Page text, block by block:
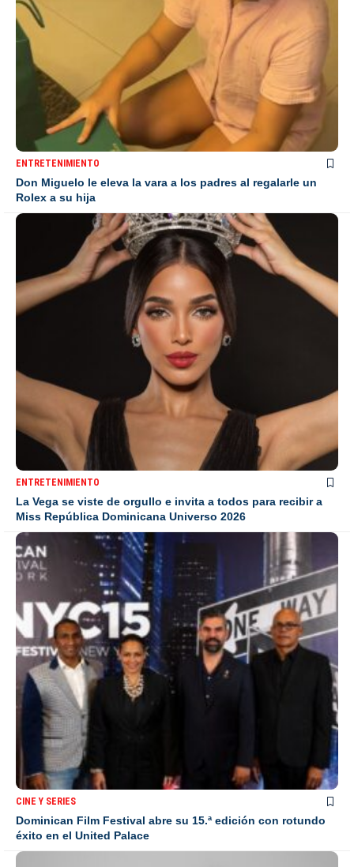
ENTRETENIMIENTO
Don Miguelo le eleva la vara a los padres al regalarle un
Rolex a su hija
ENTRETENIMIENTO
La Vega se viste de orgullo e invita a todos para recibir a
Miss República Dominicana Universo 2026
CINE Y SERIES
Dominican Film Festival abre su 15.ª edición con rotundo
éxito en el United Palace